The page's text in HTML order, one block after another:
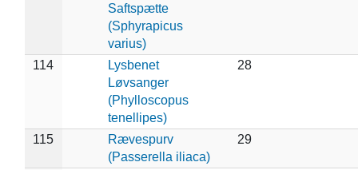
Saftspætte
(Sphyrapicus
varius)
114
Lysbenet
Løvsanger
(Phylloscopus
tenellipes)
28
115
Rævespurv
(Passerella iliaca)
29